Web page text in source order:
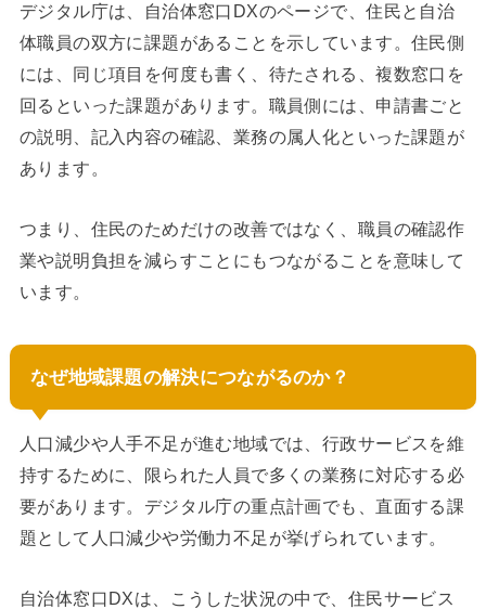
デジタル庁は、自治体窓口DXのページで、住民と自治
体職員の双方に課題があることを示しています。住民側
には、同じ項目を何度も書く、待たされる、複数窓口を
回るといった課題があります。職員側には、申請書ごと
の説明、記入内容の確認、業務の属人化といった課題が
あります。
つまり、住民のためだけの改善ではなく、職員の確認作
業や説明負担を減らすことにもつながることを意味して
います。
なぜ地域課題の解決につながるのか？
人口減少や人手不足が進む地域では、行政サービスを維
持するために、限られた人員で多くの業務に対応する必
要があります。デジタル庁の重点計画でも、直面する課
題として人口減少や労働力不足が挙げられています。
自治体窓口DXは、こうした状況の中で、住民サービス